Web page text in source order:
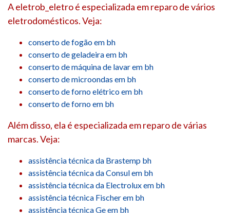
A eletrob_eletro é especializada em reparo de vários
eletrodomésticos. Veja:
conserto de fogão em bh
conserto de geladeira em bh
conserto de máquina de lavar em bh
conserto de microondas em bh
conserto de forno elétrico em bh
conserto de forno em bh
Além disso, ela é especializada em reparo de várias
marcas. Veja:
assistência técnica da Brastemp bh
assistência técnica da Consul em bh
assistência técnica da Electrolux em bh
assistência técnica Fischer em bh
assistência técnica Ge em bh